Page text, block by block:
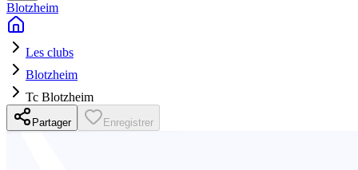
Blotzheim
Les clubs
Blotzheim
Tc Blotzheim
Partager Enregistrer